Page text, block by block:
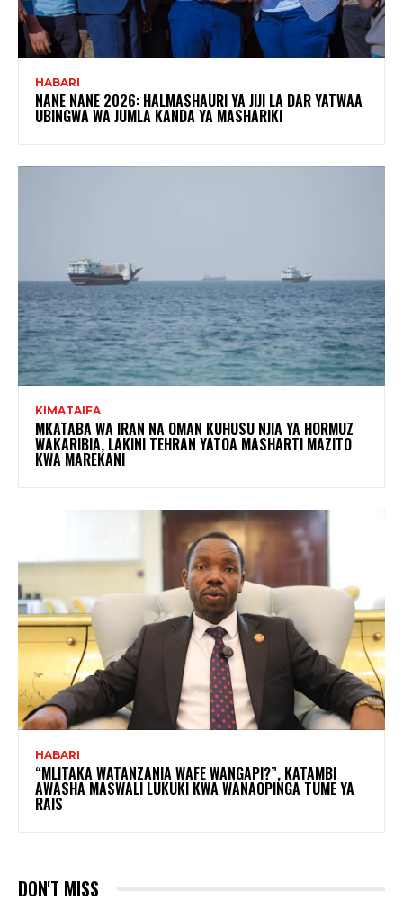
HABARI
NANE NANE 2026: HALMASHAURI YA JIJI LA DAR YATWAA
UBINGWA WA JUMLA KANDA YA MASHARIKI
KIMATAIFA
MKATABA WA IRAN NA OMAN KUHUSU NJIA YA HORMUZ
WAKARIBIA, LAKINI TEHRAN YATOA MASHARTI MAZITO
KWA MAREKANI
HABARI
“MLITAKA WATANZANIA WAFE WANGAPI?”, KATAMBI
AWASHA MASWALI LUKUKI KWA WANAOPINGA TUME YA
RAIS
DON'T MISS